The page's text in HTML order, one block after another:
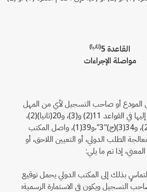
القاعدة 5 (ثانيا)
مواصلة الإجراءات
المودع أو صاحب التسجيل لأي من المهل
المحددة أو المشار إليها في القواعد 11(2) و(3)، و20(ثانيا)(2)،
و24(5)(ب)، و26(2)، و34(3)(ج)"3"،و39(1)، واصل المكتب
الطلب الدولي، أو التعيين اللاحق، أو
إذا تم ما يلي:
بذلك إلى المكتب الدولي يحمل توقيع
التسجيل ويكون في الاستمارة الرسمية؛